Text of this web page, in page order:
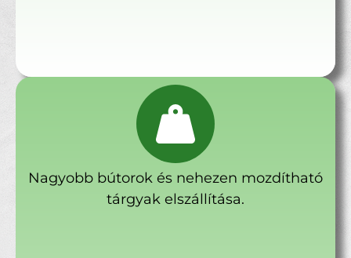
Nagyobb bútorok és nehezen mozdítható
tárgyak elszállítása.